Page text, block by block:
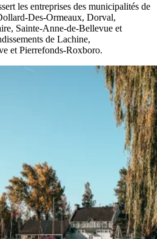
les entreprises des municipalités de
Des-Ormeaux, Dorval,
Sainte-Anne-de-Bellevue et
de Lachine,
et Pierrefonds-Roxboro.